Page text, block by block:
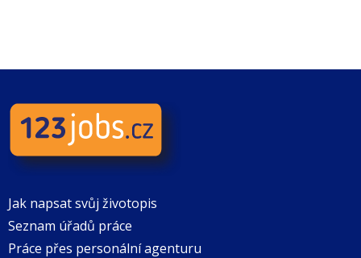
Jak napsat svůj životopis
Seznam úřadů práce
Práce přes personální agenturu